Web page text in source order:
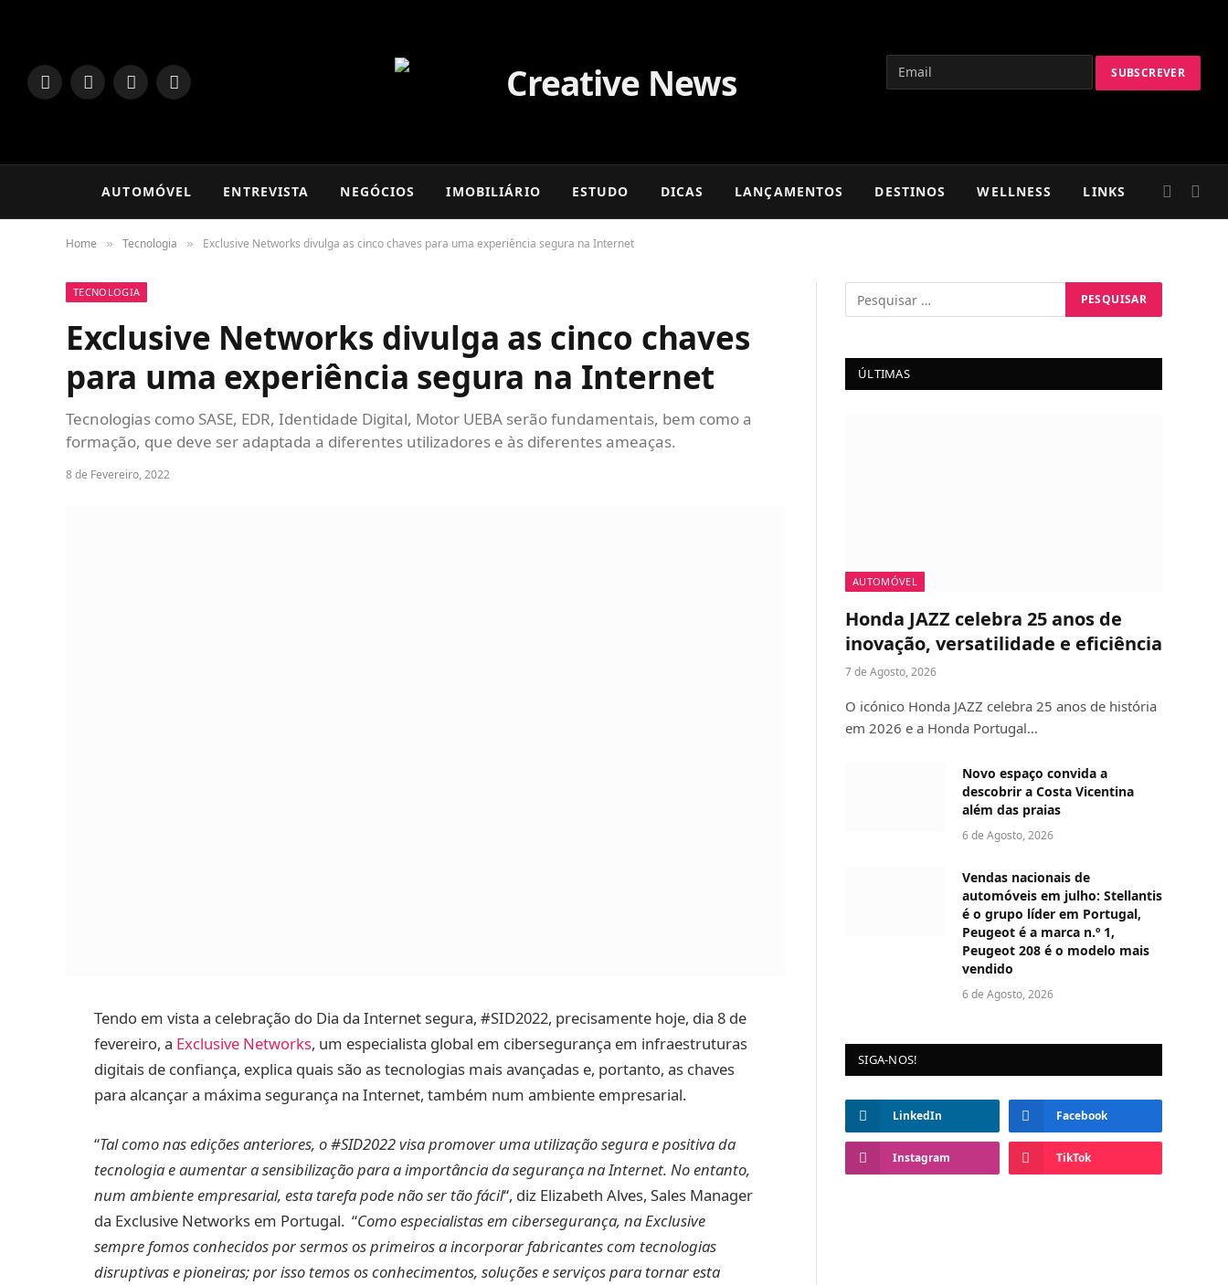
LinkedInFacebookInstagram
TikTok
AUTOMÓVEL ENTREVISTA NEGÓCIOS IMOBILIÁRIO ESTUDO DICAS LANÇAMENTOS DESTINOS WELLNESS LINKS
Home » Tecnologia » Exclusive Networks divulga as cinco chaves para uma experiência segura na Internet
TECNOLOGIA
Exclusive Networks divulga as cinco chaves
para uma experiência segura na Internet
Tecnologias como SASE, EDR, Identidade Digital, Motor UEBA serão fundamentais, bem como a
formação, que deve ser adaptada a diferentes utilizadores e às diferentes ameaças.
8 de Fevereiro, 2022
Tendo em vista a celebração do Dia da Internet segura, #SID2022, precisamente hoje, dia 8 de
fevereiro, a Exclusive Networks, um especialista global em cibersegurança em infraestruturas
digitais de confiança, explica quais são as tecnologias mais avançadas e, portanto, as chaves
para alcançar a máxima segurança na Internet, também num ambiente empresarial.
“Tal como nas edições anteriores, o #SID2022 visa promover uma utilização segura e positiva da
tecnologia e aumentar a sensibilização para a importância da segurança na Internet. No entanto,
num ambiente empresarial, esta tarefa pode não ser tão fácil“, diz Elizabeth Alves, Sales Manager
da Exclusive Networks em Portugal. “Como especialistas em cibersegurança, na Exclusive
sempre fomos conhecidos por sermos os primeiros a incorporar fabricantes com tecnologias
disruptivas e pioneiras; por isso temos os conhecimentos, soluções e serviços para tornar esta
ÚLTIMAS
AUTOMÓVEL
Honda JAZZ celebra 25 anos de
inovação, versatilidade e eficiência
7 de Agosto, 2026
O icónico Honda JAZZ celebra 25 anos de história
em 2026 e a Honda Portugal…
Novo espaço convida a
descobrir a Costa Vicentina
além das praias
6 de Agosto, 2026
Vendas nacionais de
automóveis em julho: Stellantis
é o grupo líder em Portugal,
Peugeot é a marca n.º 1,
Peugeot 208 é o modelo mais
vendido
6 de Agosto, 2026
SIGA-NOS!
LinkedIn Facebook
Instagram TikTok